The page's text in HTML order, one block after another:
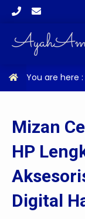
You are here :
Mizan
HP
Digital